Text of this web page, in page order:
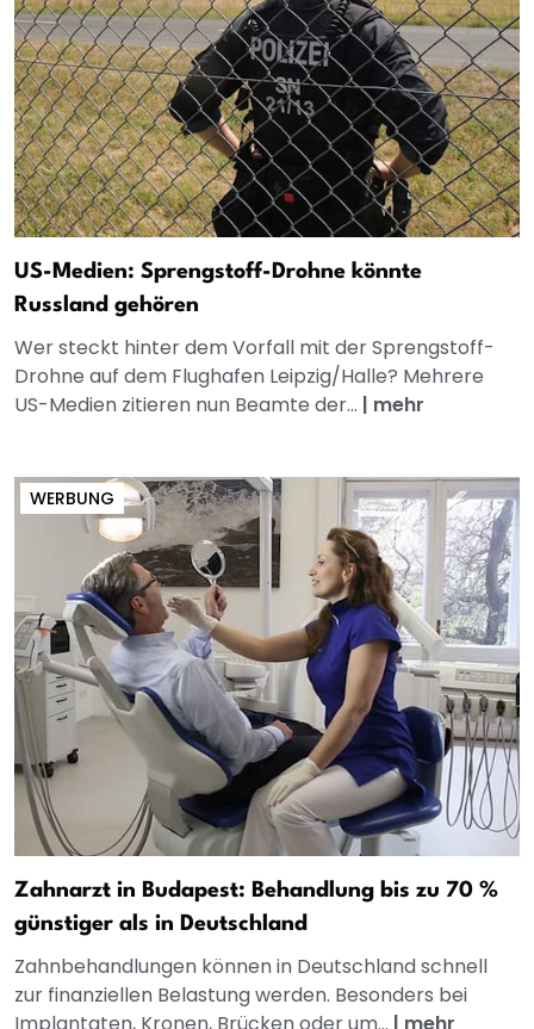
US-Medien: Sprengstoff-Drohne könnte
Russland gehören
Wer steckt hinter dem Vorfall mit der Sprengstoff-
Drohne auf dem Flughafen Leipzig/Halle? Mehrere
US-Medien zitieren nun Beamte der... | mehr
WERBUNG
Zahnarzt in Budapest: Behandlung bis zu 70 %
günstiger als in Deutschland
Zahnbehandlungen können in Deutschland schnell
zur finanziellen Belastung werden. Besonders bei
Implantaten, Kronen, Brücken oder um... | mehr